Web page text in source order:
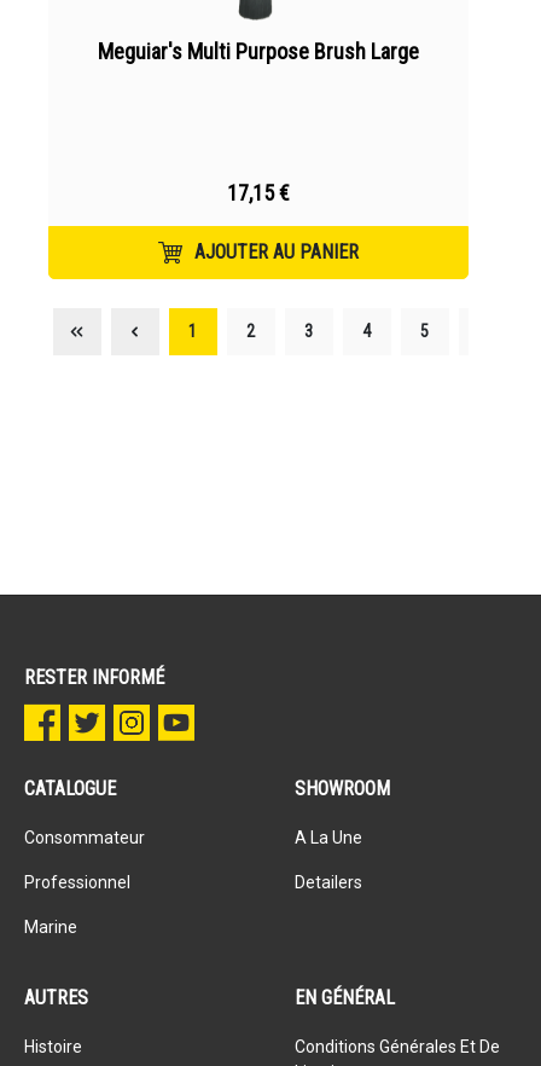
Meguiar's Multi Purpose Brush Large
17,15 €
AJOUTER AU PANIER
1 2 3 4 5
RESTER INFORMÉ
CATALOGUE
Consommateur
Professionnel
Marine
SHOWROOM
A La Une
Detailers
AUTRES
Histoire
EN GÉNÉRAL
Conditions Générales Et De